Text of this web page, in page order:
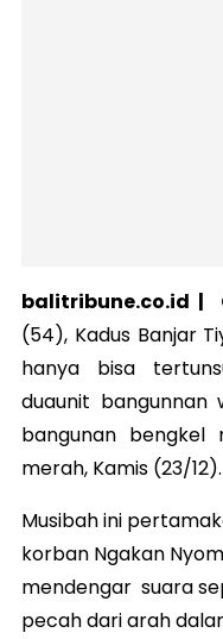
balitribune.co.id |
(54), Kadus Banjar
hanya bisa
duaunit bangunnan
bangunan bengkel
merah, Kamis (23/12).
Musibah ini
korban Ngakan
mendengar suara
pecah dari arah